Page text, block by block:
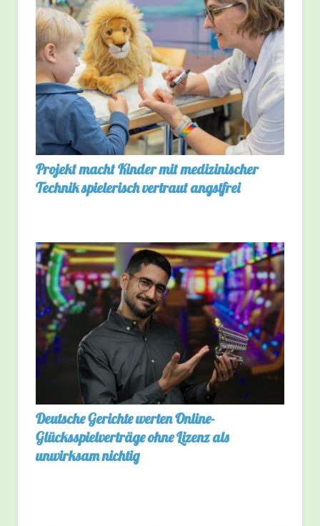
Projekt macht Kinder mit medizinischer
Technik spielerisch vertraut angstfrei
Deutsche Gerichte werten Online-
Glücksspielverträge ohne Lizenz als
unwirksam nichtig